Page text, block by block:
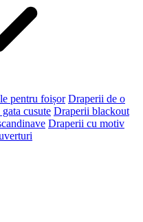
pentru foișor Draperii de o
cusute Draperii blackout
Draperii cu motiv